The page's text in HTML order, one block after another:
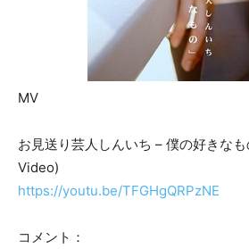
MV
お見送り芸人しんいち – 僕の好きな
Video)
https://youtu.be/TFGHgQRPzNE
コメント：